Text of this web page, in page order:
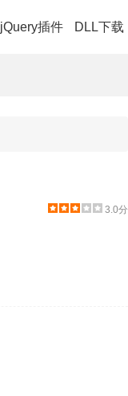
jQuery插件 DLL下载
3.0分